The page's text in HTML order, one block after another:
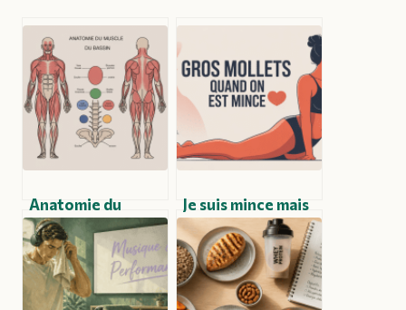
Anatomie du
muscle du bassin :
comprendre son
rôle et ses zones
clés
Je suis mince mais
j’ai des gros
mollets : causes,
solutions et
conseils concrets